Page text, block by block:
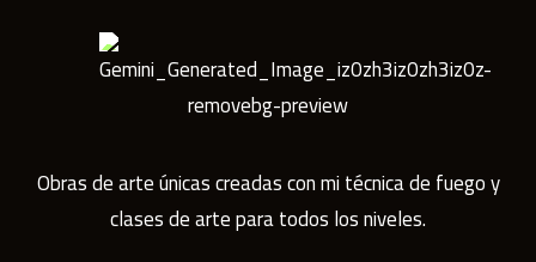
Obras de arte únicas creadas con mi técnica de fuego y
clases de arte para todos los niveles.